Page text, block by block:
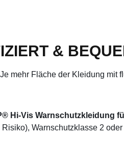
&
Je mehr Fläche der Kleidung mit
Hi-Vis Warnschutzkleidung
Risiko), Warnschutzklasse 2